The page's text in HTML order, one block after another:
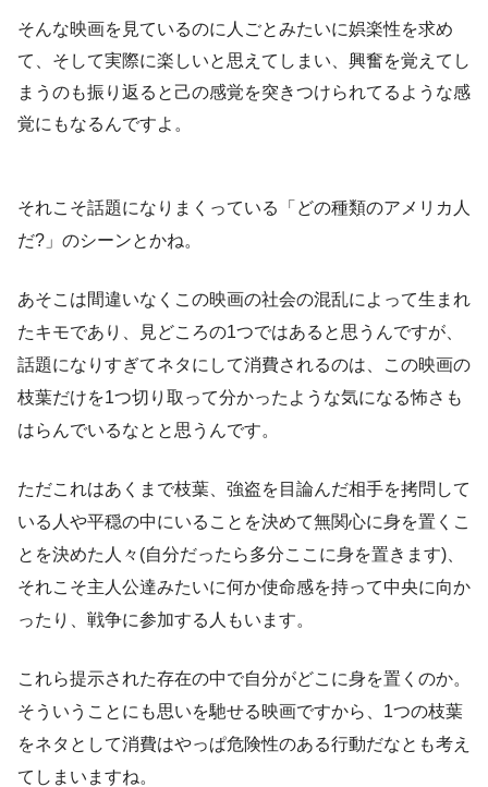
そんな映画を見ているのに人ごとみたいに娯楽性を求め
て、そして実際に楽しいと思えてしまい、興奮を覚えてし
まうのも振り返ると己の感覚を突きつけられてるような感
覚にもなるんですよ。
それこそ話題になりまくっている「どの種類のアメリカ人
だ?」のシーンとかね。
あそこは間違いなくこの映画の社会の混乱によって生まれ
たキモであり、見どころの1つではあると思うんですが、
話題になりすぎてネタにして消費されるのは、この映画の
枝葉だけを1つ切り取って分かったような気になる怖さも
はらんでいるなとと思うんです。
ただこれはあくまで枝葉、強盗を目論んだ相手を拷問して
いる人や平穏の中にいることを決めて無関心に身を置くこ
とを決めた人々(自分だったら多分ここに身を置きます)、
それこそ主人公達みたいに何か使命感を持って中央に向か
ったり、戦争に参加する人もいます。
これら提示された存在の中で自分がどこに身を置くのか。
そういうことにも思いを馳せる映画ですから、1つの枝葉
をネタとして消費はやっぱ危険性のある行動だなとも考え
てしまいますね。